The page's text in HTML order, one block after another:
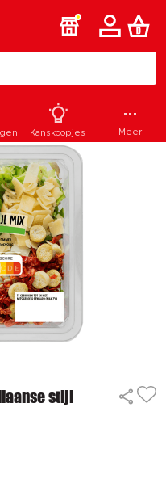
stijl
Kanskoopjes Meer